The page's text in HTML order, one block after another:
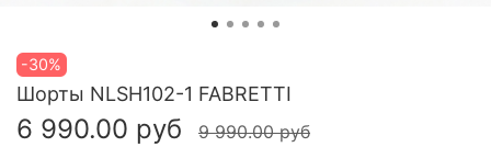
-30%
Шорты NLSH102-1 FABRETTI
6 990.00 руб 9 990.00 руб